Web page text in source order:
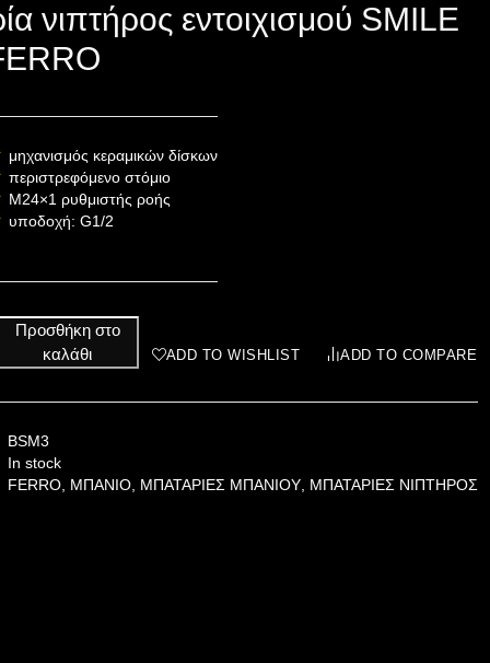
νιπτήρος εντοιχισμού SMILE
μηχανισμός κεραμικών δίσκων
περιστρεφόμενο στόμιο
M24×1 ρυθμιστής ροής
υποδοχή: G1/2
Προσθήκη στο
καλάθι
ADD TO WISHLIST ADD TO COMPARE
BSM3
In stock
FERRO, ΜΠΑΝΙΟ, ΜΠΑΤΑΡΙΕΣ ΜΠΑΝΙΟΥ, ΜΠΑΤΑΡΙΕΣ ΝΙΠΤΗΡΟΣ